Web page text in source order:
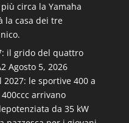
circa la Yamaha
la casa dei tre
il grido del quattro
Agosto 5, 2026
le sportive 400 a
arrivano
da 35 kW